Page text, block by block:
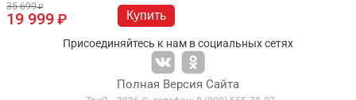
35 699
19 999 Купить
Присоединяйтесь к нам в социальных сетях
Полная Версия Сайта